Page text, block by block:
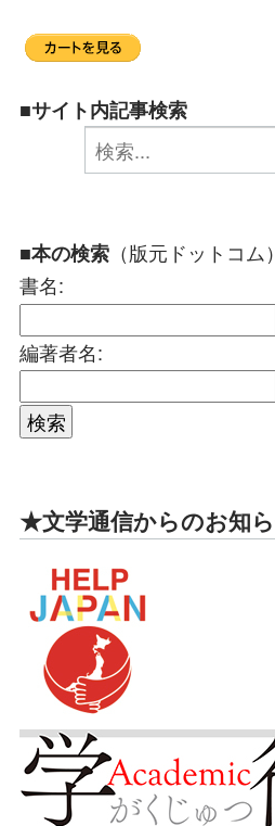
■サイト内記事検索
■本の検索 （版元ドットコム）
書名:
編著者名:
★文学通信からのお知